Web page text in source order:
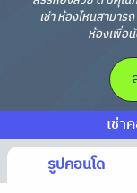
เช่า ห้องไหนสามา
ห้องเพื่อ
เช่า
รูปคอนโด